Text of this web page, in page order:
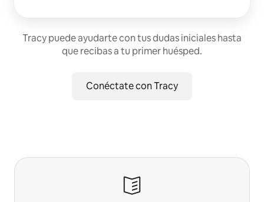
Tracy puede ayudarte con tus dudas iniciales hasta
que recibas a tu primer huésped.
Conéctate con Tracy